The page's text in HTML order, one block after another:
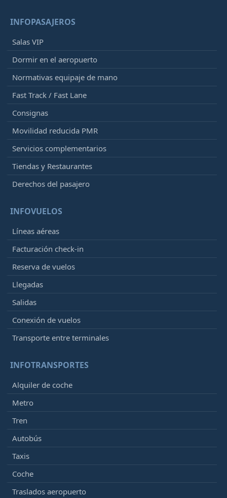
INFOPASAJEROS
Salas VIP
Dormir en el aeropuerto
Normativas equipaje de mano
Fast Track / Fast Lane
Consignas
Movilidad reducida PMR
Servicios complementarios
Tiendas y Restaurantes
Derechos del pasajero
INFOVUELOS
Líneas aéreas
Facturación check-in
Reserva de vuelos
Llegadas
Salidas
Conexión de vuelos
Transporte entre terminales
INFOTRANSPORTES
Alquiler de coche
Metro
Tren
Autobús
Taxis
Coche
Traslados aeropuerto